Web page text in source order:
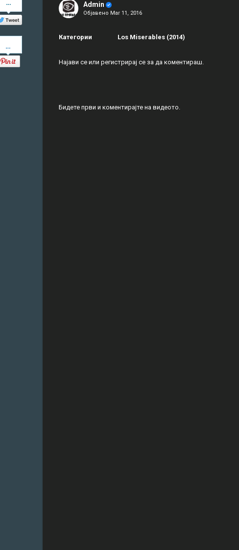
on
Twitter
Admin
Објавено Mar 11, 2016
Категории Los Miserables (2014)
Најави се или регистрирај се за да коментираш.
Бидете први и коментирајте на видеото.